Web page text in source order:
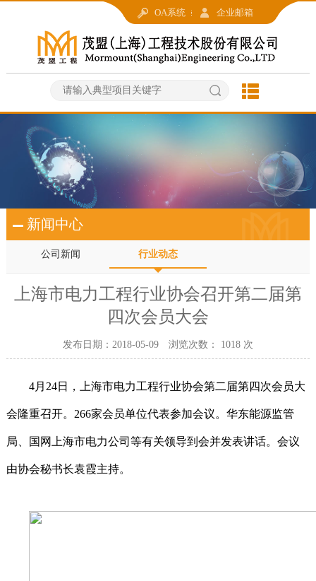
OA系统 企业邮箱
新闻中心
公司新闻 行业动态
上海市电力工程行业协会召开第二届第
四次会员大会
发布日期：2018-05-09 浏览次数： 1018 次
4月 24日，上海市电力工程行业协会第二届第四次会员大
会隆重召开。 266家会员单位代表参加会议。华东能源监管
局、国网上海市电力公司等有关领导到会并发表讲话。会议
由协会秘书长袁霞主持。